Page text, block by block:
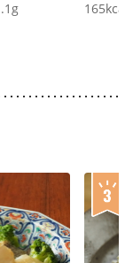
g 165kcal